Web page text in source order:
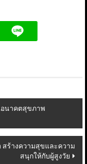
อนาคตสุขภาพ
ร้างความสุขและความ
สนุกให้กับผู้สูงวัย